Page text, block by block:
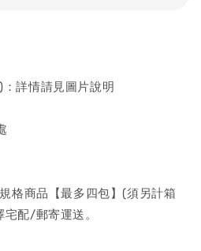
詳情請見圖片說明
格商品【最多四包】(須另計箱
配/郵寄運送。